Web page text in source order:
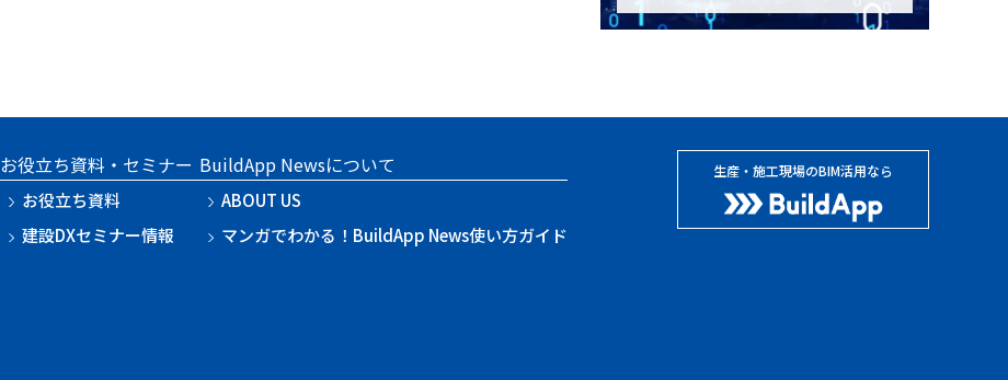
お役立ち資料・セミナー
お役立ち資料
建設DXセミナー情報
BuildApp Newsについて
ABOUT US
マンガでわかる！BuildApp News使い方ガイド
生産・施工現場のBIM活用なら